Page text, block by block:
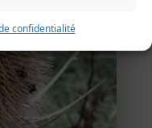
confidentialité